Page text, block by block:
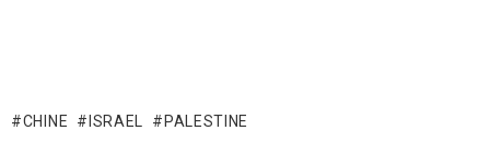
CHINE ISRAEL PALESTINE